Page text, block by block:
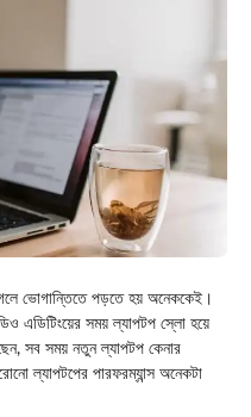
ভোগান্তিতে পড়তে হয় অনেককেই।
এডিটিংয়ের সময় ল্যাপটপ স্লো হয়ে
সব সময় নতুন ল্যাপটপ কেনার
ল্যাপটপের পারফরম্যান্স অনেকটা